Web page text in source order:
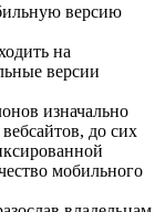
версию
на
версии
изначально
до сих
мобильного